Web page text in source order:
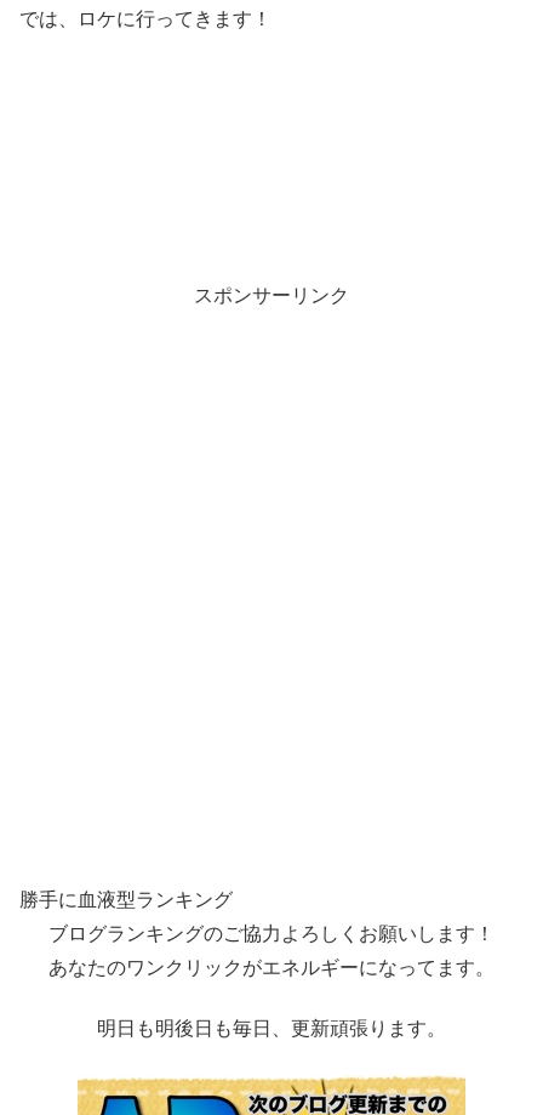
では、ロケに行ってきます！
スポンサーリンク
勝手に血液型ランキング
ブログランキングのご協力よろしくお願いします！
あなたのワンクリックがエネルギーになってます。
明日も明後日も毎日、更新頑張ります。